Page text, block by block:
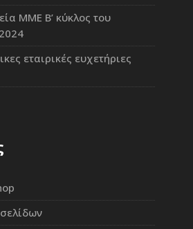
ΜΜΕ Β’ κύκλος του
εταιρικές ευχετήριες